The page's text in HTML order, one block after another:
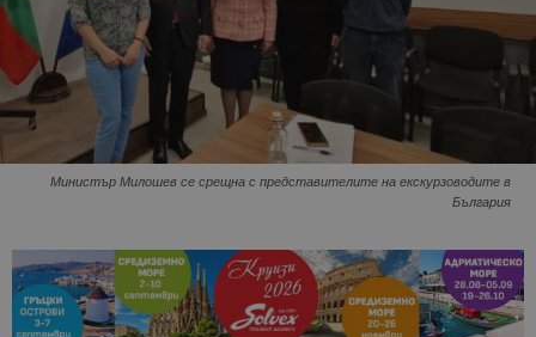
Министър Милошев се срещна с представителите на екскурзоводите в
България